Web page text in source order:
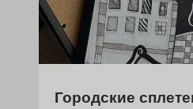
Городские